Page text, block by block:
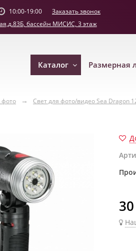
10:00-19:00
Заказать звонок
бассейн МИСИС, 3 этаж
Каталог Размерная
фото Свет для фото/видео Sea Dragon